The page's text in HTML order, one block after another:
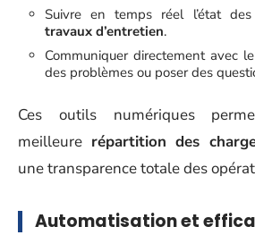
Suivre en temps réel l’état des
travaux d’entretien.
Communiquer directement avec
des problèmes ou poser des
Ces outils numériques
meilleure répartition des
une transparence totale des
Automatisation et